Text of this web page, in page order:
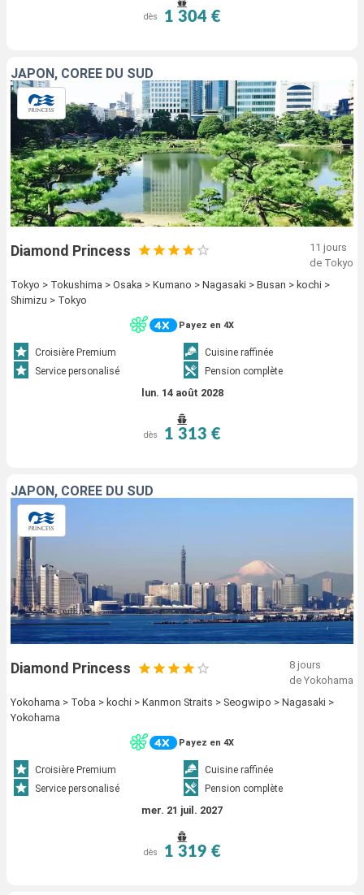
dès 1 304 €
JAPON, CORÉE DU SUD
Diamond Princess
11 jours
de Tokyo
Tokyo > Tokushima > Osaka > Kumano > Nagasaki > Busan > kochi >
Shimizu > Tokyo
Payez en 4X
Croisière Premium
Cuisine raffinée
Service personalisé
Pension complète
lun. 14 août 2028
dès 1 313 €
JAPON, CORÉE DU SUD
Diamond Princess
8 jours
de Yokohama
Yokohama > Toba > kochi > Kanmon Straits > Seogwipo > Nagasaki >
Yokohama
Payez en 4X
Croisière Premium
Cuisine raffinée
Service personalisé
Pension complète
mer. 21 juil. 2027
dès 1 319 €